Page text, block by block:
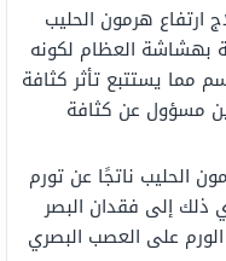
ارتفاع هرمون الحليب
بهشاشة العظام لكونه
مما يستتبع تأثر كثافة
مسؤول عن كثافة
الحليب ناتجًا عن تورم
ذلك إلى فقدان البصر
على العصب البصري